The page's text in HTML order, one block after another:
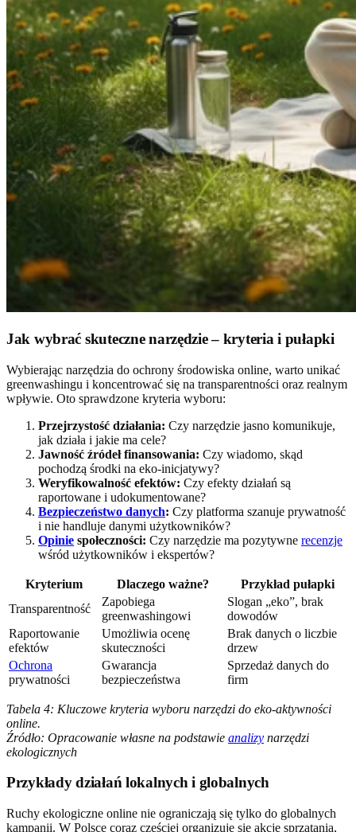
Jak wybrać skuteczne narzędzie – kryteria i pułapki
Wybierając narzędzia do ochrony środowiska online, warto unikać
greenwashingu i koncentrować się na transparentności oraz realnym
wpływie. Oto sprawdzone kryteria wyboru:
Przejrzystość działania: Czy narzędzie jasno komunikuje,
jak działa i jakie ma cele?
Jawność źródeł finansowania: Czy wiadomo, skąd
pochodzą środki na eko-inicjatywy?
Weryfikowalność efektów: Czy efekty działań są
raportowane i udokumentowane?
Bezpieczeństwo danych: Czy platforma szanuje prywatność
i nie handluje danymi użytkowników?
Opinie społeczności: Czy narzędzie ma pozytywne recenzje
wśród użytkowników i ekspertów?
Kryterium Dlaczego ważne?
Przykład pułapki
Transparentność
Zapobiega
greenwashingowi
Slogan „eko”, brak
dowodów
Raportowanie
efektów
Umożliwia ocenę
skuteczności
Brak danych o liczbie
drzew
Ochrona
prywatności
Gwarancja
bezpieczeństwa
Sprzedaż danych do
firm
Tabela 4: Kluczowe kryteria wyboru narzędzi do eko-aktywności
online.
Źródło: Opracowanie własne na podstawie analizy narzędzi
ekologicznych
Przykłady działań lokalnych i globalnych
Ruchy ekologiczne online nie ograniczają się tylko do globalnych
kampanii. W Polsce coraz częściej organizuje się akcje sprzątania,